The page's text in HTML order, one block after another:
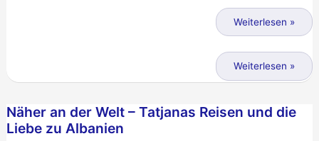
Weiterlesen »
Trailer
zu
an
Weiterlesen »
Näher an der Welt – Tatjanas Reisen und die
Liebe zu Albanien